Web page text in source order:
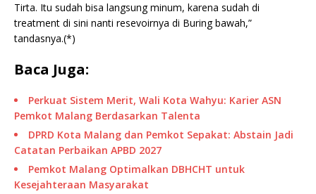
Tirta. Itu sudah bisa langsung minum, karena sudah di
treatment di sini nanti resevoirnya di Buring bawah,”
tandasnya.(*)
Baca Juga:
Perkuat Sistem Merit, Wali Kota Wahyu: Karier ASN
Pemkot Malang Berdasarkan Talenta
DPRD Kota Malang dan Pemkot Sepakat: Abstain Jadi
Catatan Perbaikan APBD 2027
Pemkot Malang Optimalkan DBHCHT untuk
Kesejahteraan Masyarakat